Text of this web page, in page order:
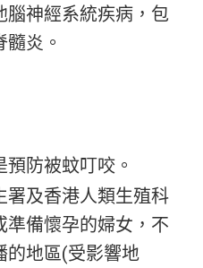
神經系統疾病，包
炎。
防被蚊叮咬。
署及香港人類生殖科
備懷孕的婦女，不
的地區(受影響地